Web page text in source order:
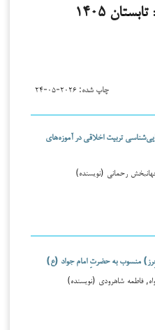
چاپ شده: ۲۰۲۶-۰۵-۲۴
تربیت اخلاقی در آموزه‌های
رحمانی (نویسنده)
منسوب به حضرتِ امام جواد (ع)
فاطمه شاهرودی (نویسنده)